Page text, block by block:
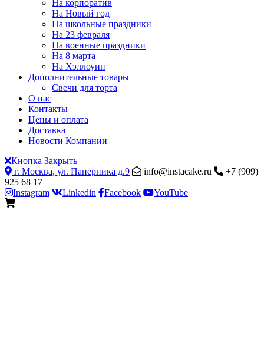
На корпоратив
На Новый год
На школьные праздники
На 23 февраля
На военные праздники
На 8 марта
На Хэллоуин
Дополнительные товары
Свечи для торта
О нас
Контакты
Цены и оплата
Доставка
Новости Компании
Кнопка Закрыть
г. Москва, ул. Паперника д.9
info@instacake.ru
+7 (909)
925 68 17
Instagram
Linkedin Facebook YouTube